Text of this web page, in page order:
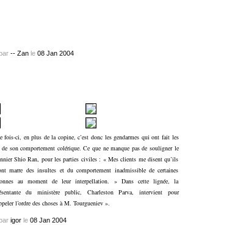
-- Zanle 08 Jan 2004
fois-ci, en plus de la copine, c’est donc les gendarmes qui ont fait les
de son comportement colérique. Ce que ne manque pas de souligner le
Shio Ran, pour les parties civiles : « Mes clients me disent qu’ils
marre des insultes et du comportement inadmissible de certaines
au moment de leur interpellation. » Dans cette lignée, la
du ministère public, Charleston Parva, intervient pour
l’ordre des choses à M. Tourgueniev ».
igorle 08 Jan 2004